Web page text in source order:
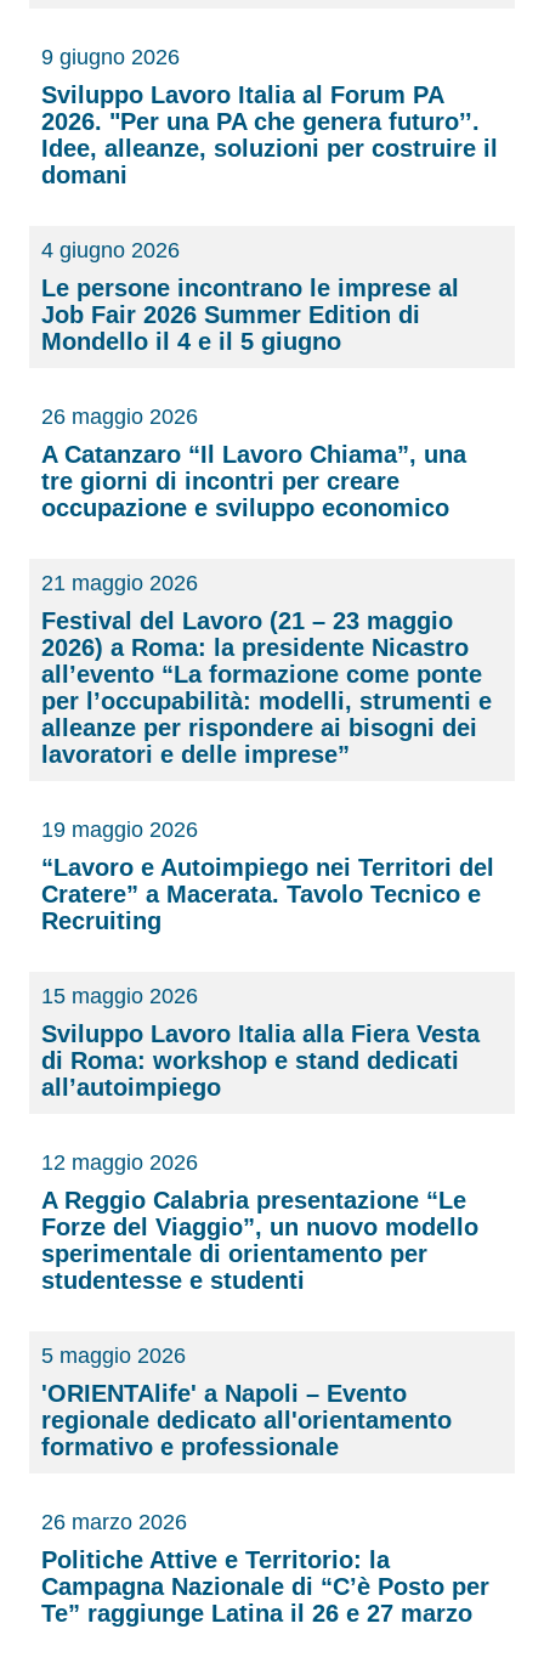
9 giugno 2026
Sviluppo Lavoro Italia al Forum PA
2026. "Per una PA che genera futuro’’.
Idee, alleanze, soluzioni per costruire il
domani
4 giugno 2026
Le persone incontrano le imprese al
Job Fair 2026 Summer Edition di
Mondello il 4 e il 5 giugno
26 maggio 2026
A Catanzaro “Il Lavoro Chiama”, una
tre giorni di incontri per creare
occupazione e sviluppo economico
21 maggio 2026
Festival del Lavoro (21 – 23 maggio
2026) a Roma: la presidente Nicastro
all’evento “La formazione come ponte
per l’occupabilità: modelli, strumenti e
alleanze per rispondere ai bisogni dei
lavoratori e delle imprese”
19 maggio 2026
“Lavoro e Autoimpiego nei Territori del
Cratere” a Macerata. Tavolo Tecnico e
Recruiting
15 maggio 2026
Sviluppo Lavoro Italia alla Fiera Vesta
di Roma: workshop e stand dedicati
all’autoimpiego
12 maggio 2026
A Reggio Calabria presentazione “Le
Forze del Viaggio”, un nuovo modello
sperimentale di orientamento per
studentesse e studenti
5 maggio 2026
'ORIENTAlife' a Napoli – Evento
regionale dedicato all'orientamento
formativo e professionale
26 marzo 2026
Politiche Attive e Territorio: la
Campagna Nazionale di “C’è Posto per
Te” raggiunge Latina il 26 e 27 marzo